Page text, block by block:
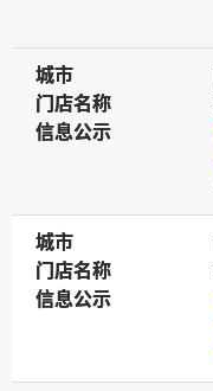
城市
城市
门店名称
门店名称
信息公示
信息公示
城市
城市
门店名称
门店名称
信息公示
信息公示